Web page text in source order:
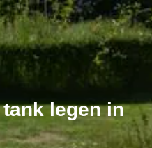
legen in